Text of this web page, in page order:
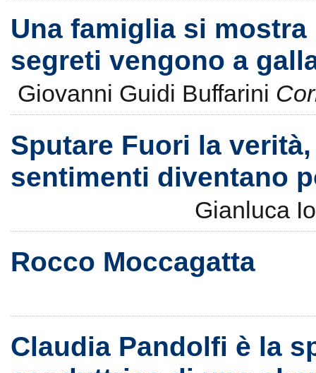
Una famiglia si mostra
segreti vengono a
Giovanni Guidi Buffarini
Sputare Fuori la
sentimenti diventano
Gianluca
Rocco Moccagatta
Claudia Pandolfi è la